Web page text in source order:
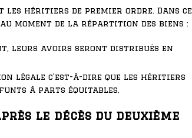
les héritiers de premier ordre. Dans ce
moment de la répartition des biens :
leurs avoirs seront distribués en
légale c’est-à-dire que les héritiers
à parts équitables.
le décès du deuxième